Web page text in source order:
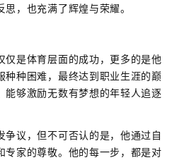
，也充满了辉煌与荣耀。
仅是体育层面的成功，更多的是他
种种困难，最终达到职业生涯的巅
能够激励无数有梦想的年轻人追逐
争议，但不可否认的是，他通过自
专家的尊敬。他的每一步，都是对